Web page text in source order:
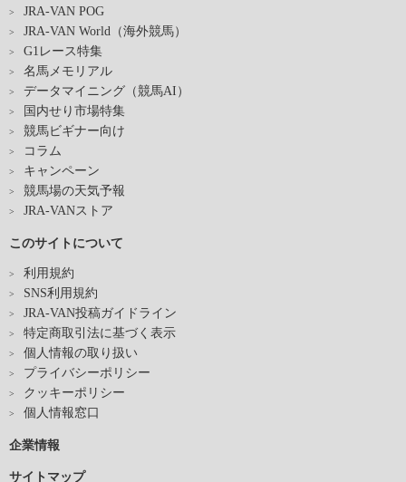
JRA-VAN POG
JRA-VAN World（海外競馬）
G1レース特集
名馬メモリアル
データマイニング（競馬AI）
国内せり市場特集
競馬ビギナー向け
コラム
キャンペーン
競馬場の天気予報
JRA-VANストア
このサイトについて
利用規約
SNS利用規約
JRA-VAN投稿ガイドライン
特定商取引法に基づく表示
個人情報の取り扱い
プライバシーポリシー
クッキーポリシー
個人情報窓口
企業情報
サイトマップ